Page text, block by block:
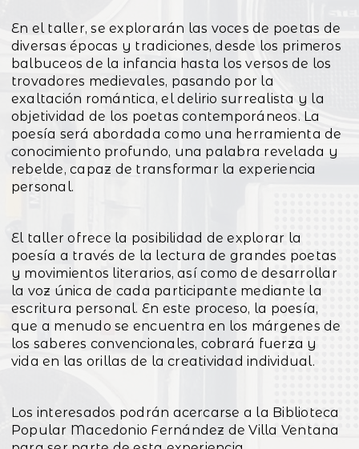
En el taller, se explorarán las voces de poetas de
diversas épocas y tradiciones, desde los primeros
balbuceos de la infancia hasta los versos de los
trovadores medievales, pasando por la
exaltación romántica, el delirio surrealista y la
objetividad de los poetas contemporáneos. La
poesía será abordada como una herramienta de
conocimiento profundo, una palabra revelada y
rebelde, capaz de transformar la experiencia
personal.
El taller ofrece la posibilidad de explorar la
poesía a través de la lectura de grandes poetas
y movimientos literarios, así como de desarrollar
la voz única de cada participante mediante la
escritura personal. En este proceso, la poesía,
que a menudo se encuentra en los márgenes de
los saberes convencionales, cobrará fuerza y
vida en las orillas de la creatividad individual.
Los interesados podrán acercarse a la Biblioteca
Popular Macedonio Fernández de Villa Ventana